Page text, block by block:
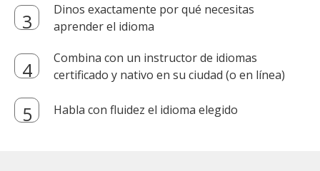
Dinos exactamente por qué necesitas
aprender el idioma
Combina con un instructor de idiomas
certificado y nativo en su ciudad (o en línea)
Habla con fluidez el idioma elegido